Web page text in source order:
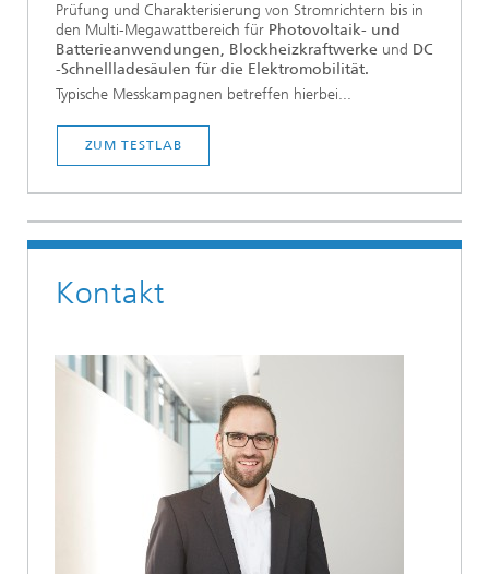
Prüfung und Charakterisierung von Stromrichtern bis in
den Multi-Megawattbereich für Photovoltaik- und
Batterieanwendungen, Blockheizkraftwerke und DC
-Schnellladesäulen für die Elektromobilität.
Typische Messkampagnen betreffen hierbei...
ZUM TESTLAB
Kontakt